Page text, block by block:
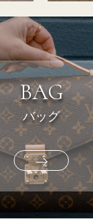
BAG
バッグ